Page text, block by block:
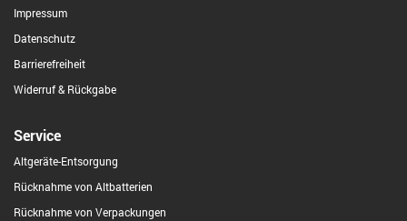
Impressum
Datenschutz
Barrierefreiheit
Widerruf & Rückgabe
Service
Altgeräte-Entsorgung
Rücknahme von Altbatterien
Rücknahme von Verpackungen